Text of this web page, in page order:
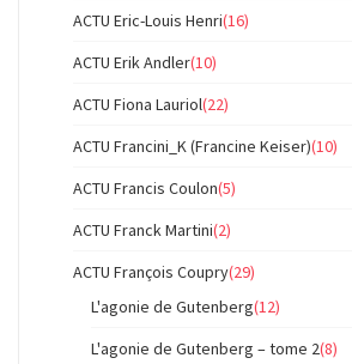
ACTU Eric-Louis Henri(16)
ACTU Erik Andler(10)
ACTU Fiona Lauriol(22)
ACTU Francini_K (Francine Keiser)(10)
ACTU Francis Coulon(5)
ACTU Franck Martini(2)
ACTU François Coupry(29)
L'agonie de Gutenberg(12)
L'agonie de Gutenberg – tome 2(8)